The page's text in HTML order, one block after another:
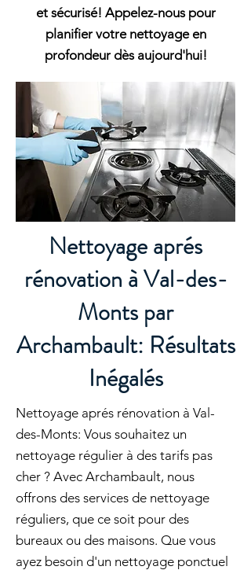
et sécurisé! Appelez-nous pour
planifier votre nettoyage en
profondeur dès aujourd'hui!
Nettoyage aprés
rénovation à Val-des-
Monts par
Archambault: Résultats
Inégalés
Nettoyage aprés rénovation à Val-
des-Monts: Vous souhaitez un
nettoyage régulier à des tarifs pas
cher ? Avec Archambault, nous
offrons des services de nettoyage
réguliers, que ce soit pour des
bureaux ou des maisons. Que vous
ayez besoin d'un nettoyage ponctuel